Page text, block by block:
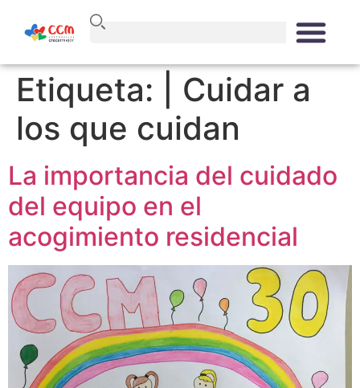
Etiqueta:
| Cuidar a
los que cuidan
La importancia del cuidado
del equipo en el
acogimiento residencial